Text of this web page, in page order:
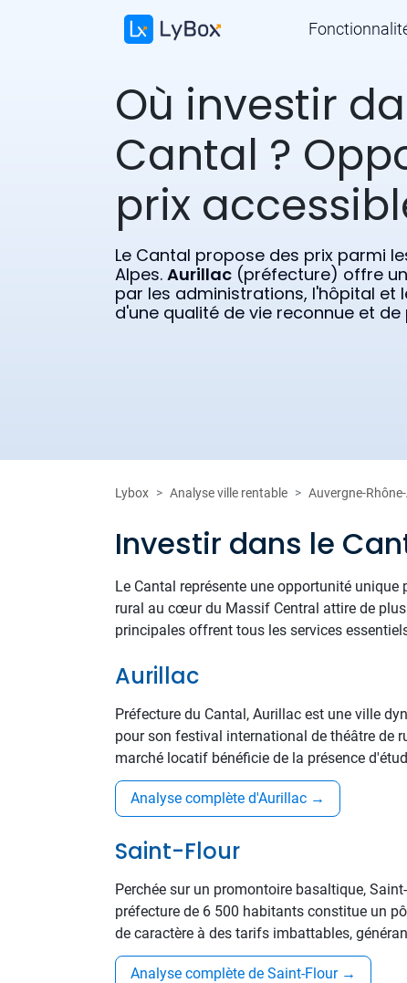
Où investir
Cantal ?
prix
Le Cantal propose des prix parmi
Alpes. Aurillac (préfecture) offre
par les administrations, l'hôpital et
d'une qualité de vie reconnue et
Lybox Analyse ville rentable Auvergne-
Investir dans le
Le Cantal représente une opportunité
rural au cœur du Massif Central attire de
principales offrent tous les services
Aurillac
Préfecture du Cantal, Aurillac est une ville
pour son festival international de théâtre de
marché locatif bénéficie de la présence
Analyse complète d'Aurillac →
Saint-Flour
Perchée sur un promontoire basaltique,
préfecture de 6 500 habitants constitue un
de caractère à des tarifs imbattables,
Analyse complète de Saint-Flour →